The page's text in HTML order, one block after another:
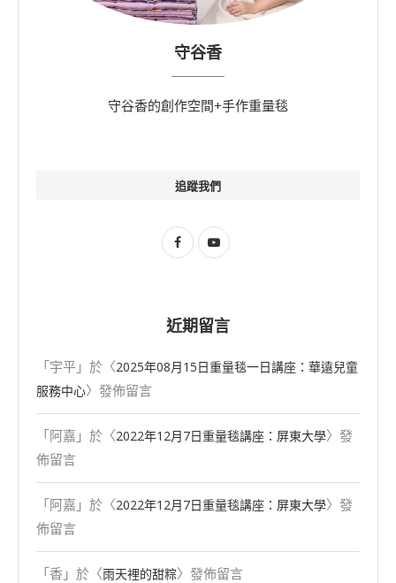
守谷香
守谷香的創作空間+手作重量毯
追蹤我們
近期留言
「宇平 」於〈2025年08⽉15⽇重量毯一日講座：華遠兒童
服務中心〉發佈留言
「阿嘉 」於〈2022年12月7日重量毯講座：屏東大學〉發
佈留言
「阿嘉 」於〈2022年12月7日重量毯講座：屏東大學〉發
佈留言
「香 」於〈雨天裡的甜粽〉發佈留言